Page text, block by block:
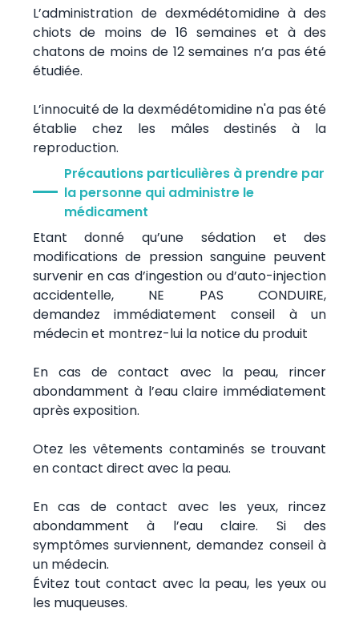
L’administration de dexmédétomidine à des
chiots de moins de 16 semaines et à des
chatons de moins de 12 semaines n’a pas été
étudiée.
L’innocuité de la dexmédétomidine n'a pas été
établie chez les mâles destinés à la
reproduction.
Précautions particulières à prendre par
la personne qui administre le
médicament
Etant donné qu’une sédation et des
modifications de pression sanguine peuvent
survenir en cas d’ingestion ou d’auto-injection
accidentelle, NE PAS CONDUIRE,
demandez immédiatement conseil à un
médecin et montrez-lui la notice du produit
En cas de contact avec la peau, rincer
abondamment à l’eau claire immédiatement
après exposition.
Otez les vêtements contaminés se trouvant
en contact direct avec la peau.
En cas de contact avec les yeux, rincez
abondamment à l’eau claire. Si des
symptômes surviennent, demandez conseil à
un médecin.
Évitez tout contact avec la peau, les yeux ou
les muqueuses.